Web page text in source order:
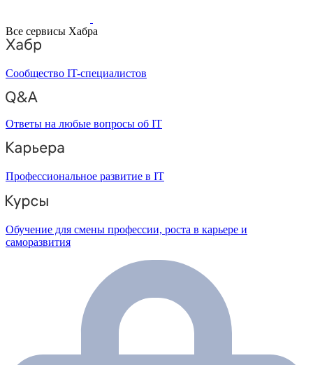
Все сервисы Хабра
Сообщество IT-специалистов
Ответы на любые вопросы об IT
Профессиональное развитие в IT
Обучение для смены профессии, роста в карьере и
саморазвития